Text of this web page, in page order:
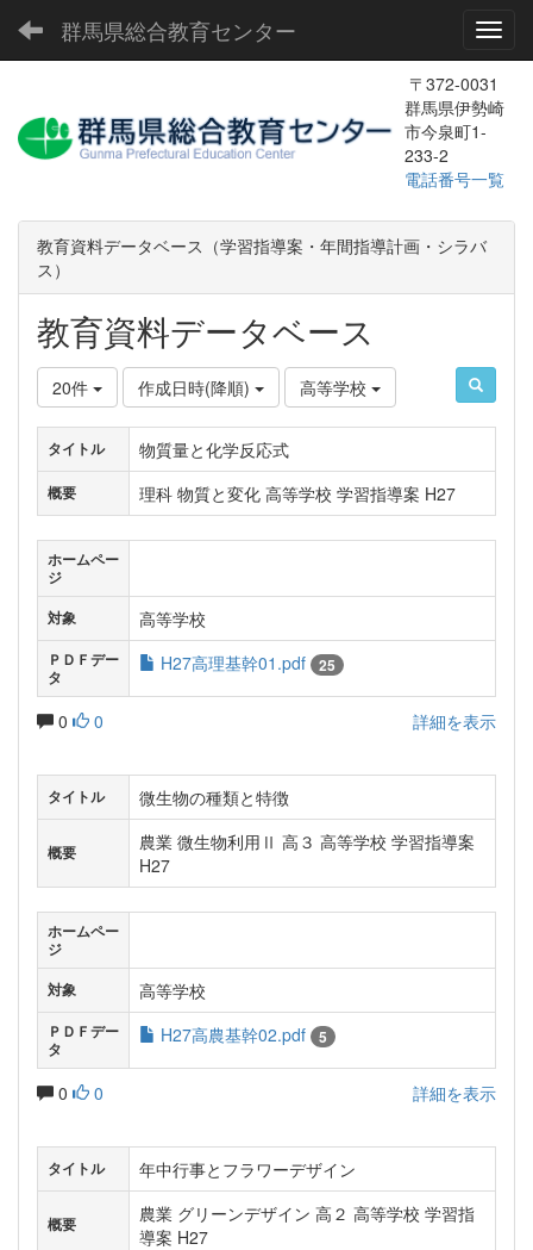
群馬県総合教育センター
〒372-0031
群馬県伊勢崎
市今泉町1-
233-2
電話番号一覧
教育資料データベース（学習指導案・年間指導計画・シラバ
ス）
教育資料データベース
20件 作成日時(降順) 高等学校
タイトル 物質量と化学反応式
概要 理科 物質と変化 高等学校 学習指導案 H27
ホームペー
ジ
対象
高等学校
ＰＤＦデー
タ
H27高理基幹01.pdf 25
0 0 詳細を表示
タイトル 微生物の種類と特徴
概要
農業 微生物利用Ⅱ 高３ 高等学校 学習指導案
H27
ホームペー
ジ
対象
高等学校
ＰＤＦデー
タ
H27高農基幹02.pdf 5
0 0 詳細を表示
タイトル 年中行事とフラワーデザイン
概要
農業 グリーンデザイン 高２ 高等学校 学習指
導案 H27